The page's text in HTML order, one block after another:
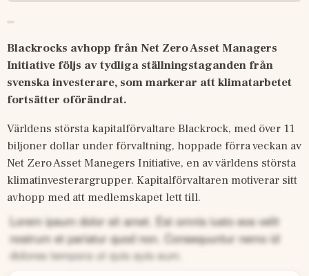
Blackrocks avhopp från Net Zero Asset Managers
Initiative följs av tydliga ställningstaganden från
svenska investerare, som markerar att klimatarbetet
fortsätter oförändrat.
Världens största kapitalförvaltare Blackrock, med över 11
biljoner dollar under förvaltning, hoppade förra veckan av
Net Zero Asset Manegers Initiative, en av världens största
klimatinvesterargrupper. Kapitalförvaltaren motiverar sitt
avhopp med att medlemskapet lett till.
Lorem ipsum dolor sit amet. Est omnis iusto eos velit
nostrum et pariatur quod non. Consequuntur nemo id
dolores tempora ut quis quis eum.